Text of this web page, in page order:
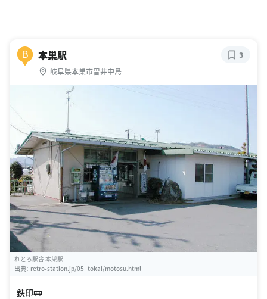
B 本巣駅
岐阜県本巣市曽井中島
3
れとろ駅舎 本巣駅
出典： retro-station.jp/05_tokai/motosu.html
鉄印🚃